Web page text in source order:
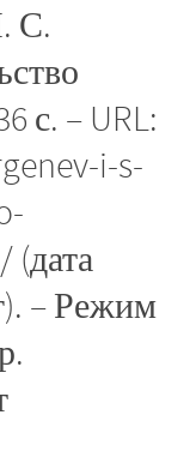
С.
с. – URL:
i-s-
(дата
– Режим